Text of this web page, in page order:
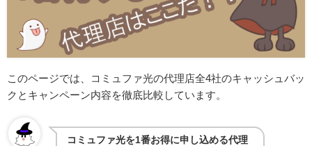
このページでは、コミュファ光の代理店全4社のキャッシュバッ
クとキャンペーン内容を徹底比較しています。
コミュファ光を1番お得に申し込める代理